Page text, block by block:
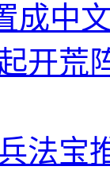
成中
开荒
法宝